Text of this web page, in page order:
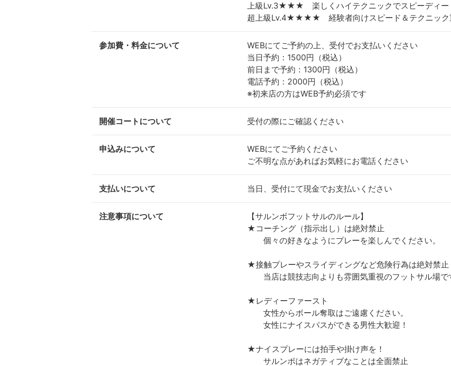
上級Lv.3★★★ 楽しくハイテクニックでスピーディー
超上級Lv.4★★★★ 経験者向けスピード＆テクニック
参加費・料金について
WEBにてご予約の上、受付でお支払いください
当日予約：1500円（税込）
前日まで予約：1300円（税込）
電話予約：2000円（税込）
※初来店の方はWEB予約必須です
開催コートについて 受付の際にご確認ください
申込みについて
WEBにてご予約ください
ご不明な点があればお気軽にお電話ください
支払いについて 当日、受付にて現金でお支払いください
注意事項について
【サルンボフットサルのルール】
★コーチング（指示出し）は絶対禁止
個々の好きなようにプレーを楽しんでください。
★接触プレーやスライディングなど危険行為は絶対禁止
当店は競技志向よりも雰囲気重視のフットサル場で
★レディーファースト
女性からボール奪取はご遠慮ください。
女性にナイスパスができる男性大歓迎！
★ナイスプレーには拍手や掛け声を！
サルンボはネガティブなことは全面禁止